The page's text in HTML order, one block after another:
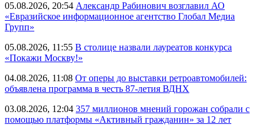
05.08.2026, 20:54 Александр Рабинович возглавил АО
«Евразийское информационное агентство Глобал Медиа
Групп»
05.08.2026, 11:55 В столице назвали лауреатов конкурса
«Покажи Москву!»
04.08.2026, 11:08 От оперы до выставки ретроавтомобилей:
объявлена программа в честь 87-летия ВДНХ
03.08.2026, 12:04 357 миллионов мнений горожан собрали с
помощью платформы «Активный гражданин» за 12 лет